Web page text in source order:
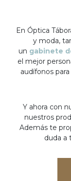
En Óptica
y moda,
un gabinete
el mejor
audífonos
Y ahora con
nuestros
Además te
duda a